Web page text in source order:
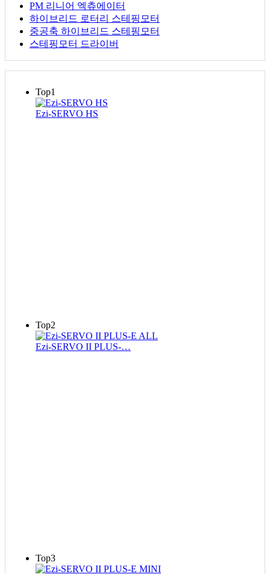
PM 리니어 엑츄에이터
하이브리드 로터리 스테핑모터
중공축 하이브리드 스테핑모터
스테핑모터 드라이버
Top1
Ezi-SERVO HS
Top2
Ezi-SERVO II PLUS-…
Top3